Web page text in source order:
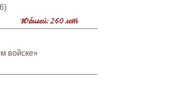
Юбилей: 260 лет
войске»